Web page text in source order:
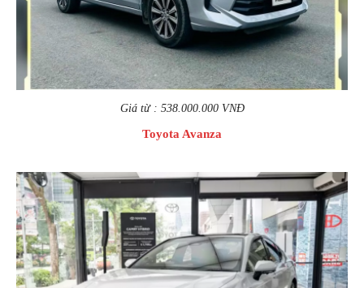
Giá từ : 538.000.000 VNĐ
Toyota Avanza